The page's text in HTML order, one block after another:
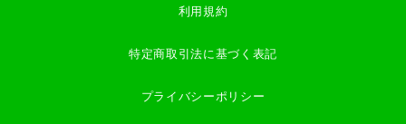
利用規約
特定商取引法に基づく表記
プライバシーポリシー